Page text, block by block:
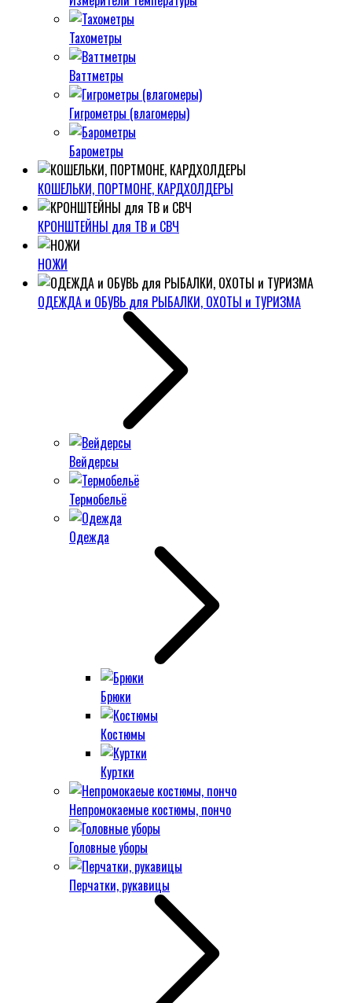
Тахометры
Ваттметры
Гигрометры (влагомеры)
Барометры
КОШЕЛЬКИ, ПОРТМОНЕ, КАРДХОЛДЕРЫ
КРОНШТЕЙНЫ для ТВ и СВЧ
НОЖИ
ОДЕЖДА и ОБУВЬ для РЫБАЛКИ, ОХОТЫ и ТУРИЗМА
Вейдерсы
Термобельё
Одежда
Брюки
Костюмы
Куртки
Непромокаемые костюмы, пончо
Головные уборы
Перчатки, рукавицы